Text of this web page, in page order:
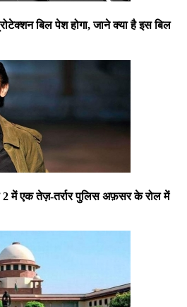
बिल पेश होगा, जाने क्या है इस बिल
2 में एक तेज़-तर्रार पुलिस अफ़सर के रोल में